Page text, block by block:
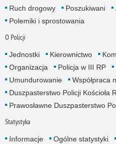
Ruch drogowy
Poszukiwani
Polemiki i sprostowania
O Policji
Jednostki Kierownictwo
Organizacja
Policja w III RP
Umundurowanie
Współpraca
Duszpasterstwo Policji Kościoła
Prawosławne Duszpasterstwo
Statystyka
Informacje Ogólne statystyki